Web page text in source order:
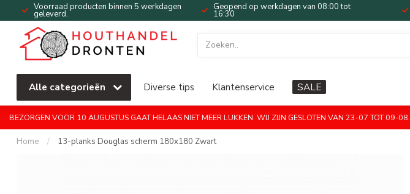
Voorraad producten binnen 5 werkdagen
geleverd.
Geopend op werkdagen van 08:00 tot
16:30
Alle categorieën Diverse tips Klantenservice SALE
BEZORGEN VOOR 10 AUGUSTUS GAAT HELAAS NIET MEER LUKKEN. WIJ ZIJN GESLOTEN VAN 23-07 TOT 09-08.
Home / 13-planks Douglas scherm 180x180 Zwart